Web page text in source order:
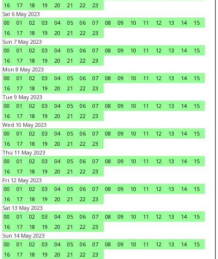
16
17 18 19 20 21 22
23
Sat 6 May 2023
00
01 02 03 04 05 06 07 08 09 10 11 12 13 14
15
16
17 18 19 20 21 22
23
Sun 7 May 2023
00
01 02 03 04 05 06 07 08 09 10 11 12 13 14
15
16
17 18 19 20 21 22
23
Mon 8 May 2023
00
01 02 03 04 05 06 07 08 09 10 11 12 13 14
15
16
17 18 19 20 21 22
23
Tue 9 May 2023
00
01 02 03 04 05 06 07 08 09 10 11 12 13 14
15
16
17 18 19 20 21 22
23
Wed 10 May 2023
00
01 02 03 04 05 06 07 08 09 10 11 12 13 14
15
16
17 18 19 20 21 22
23
Thu 11 May 2023
00
01 02 03 04 05 06 07 08 09 10 11 12 13 14
15
16
17 18 19 20 21 22
23
Fri 12 May 2023
00
01 02 03 04 05 06 07 08 09 10 11 12 13 14
15
16
17 18 19 20 21 22
23
Sat 13 May 2023
00
01 02 03 04 05 06 07 08 09 10 11 12 13 14
15
16
17 18 19 20 21 22
23
Sun 14 May 2023
00
01 02 03 04 05 06 07 08 09 10 11 12 13 14
15
16
17 18 19 20 21 22 23